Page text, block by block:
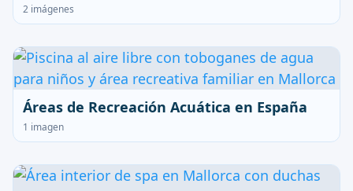
2 imágenes
Áreas de Recreación Acuática en España
1 imagen